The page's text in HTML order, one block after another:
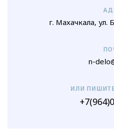
г. Махачкала, ул.
n-
ИЛИ ПИШИТЕ